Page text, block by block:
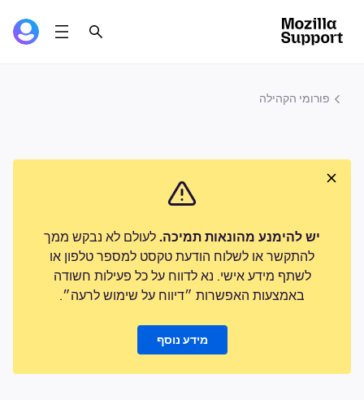
פורומי הקהילה
יש להימנע מהונאות תמיכה. לעולם לא נבקש ממך
להתקשר או לשלוח הודעת טקסט למספר טלפון או
לשתף מידע אישי. נא לדווח על כל פעילות חשודה
באמצעות האפשרות ״דיווח על שימוש לרעה״.
מידע נוסף